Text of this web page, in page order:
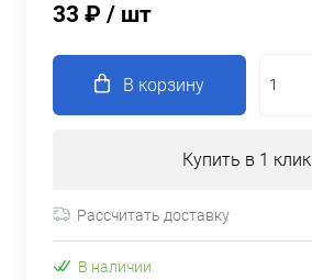
33 ₽ / шт
В корзину
Купить в 1 клик
Рассчитать доставку
В наличии